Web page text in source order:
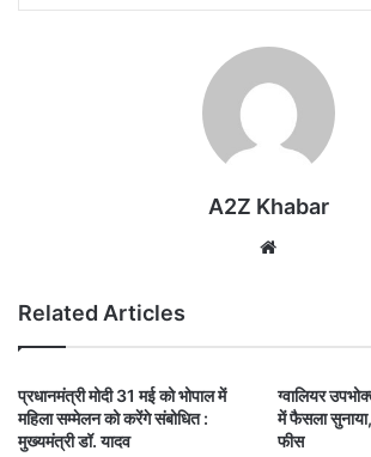
A2Z Khabar
Related Articles
प्रधानमंत्री मोदी 31 मई को भोपाल में
महिला सम्मेलन को करेंगे संबोधित :
मुख्यमंत्री डॉ. यादव
ग्वालियर
में फैसला
फीस